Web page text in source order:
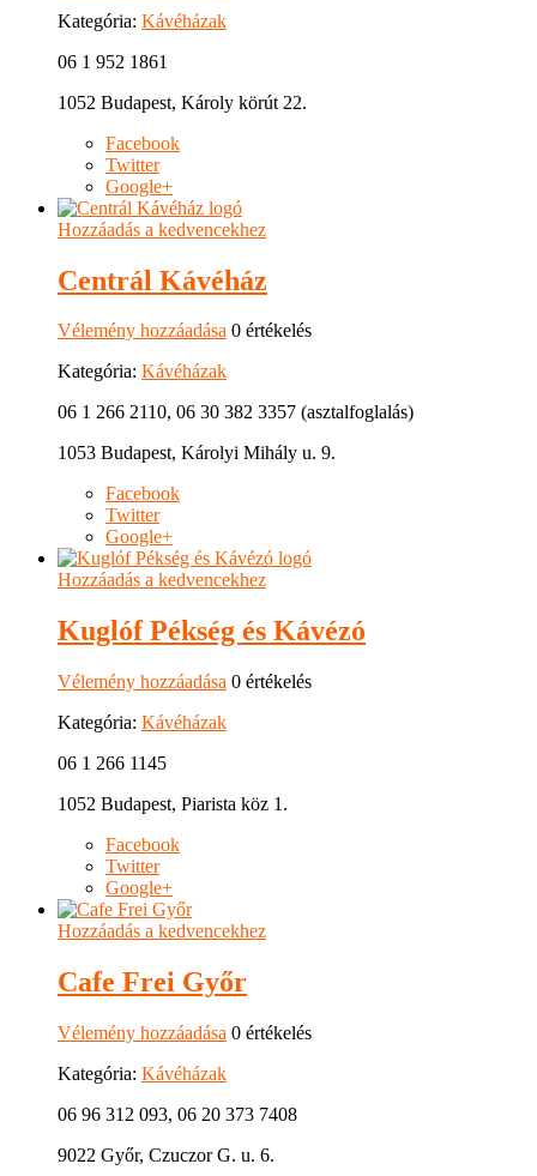
Kategória: Kávéházak
06 1 952 1861
1052 Budapest, Károly körút 22.
Facebook
Twitter
Google+
Hozzáadás a kedvencekhez
Centrál Kávéház
Vélemény hozzáadása 0 értékelés
Kategória: Kávéházak
06 1 266 2110, 06 30 382 3357 (asztalfoglalás)
1053 Budapest, Károlyi Mihály u. 9.
Facebook
Twitter
Google+
Hozzáadás a kedvencekhez
Kuglóf Pékség és Kávézó
Vélemény hozzáadása 0 értékelés
Kategória: Kávéházak
06 1 266 1145
1052 Budapest, Piarista köz 1.
Facebook
Twitter
Google+
Hozzáadás a kedvencekhez
Cafe Frei Győr
Vélemény hozzáadása 0 értékelés
Kategória: Kávéházak
06 96 312 093, 06 20 373 7408
9022 Győr, Czuczor G. u. 6.